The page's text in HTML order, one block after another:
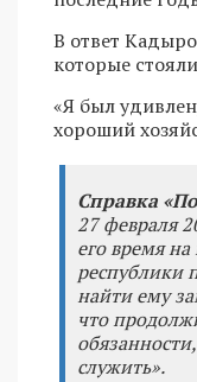
В ответ
которые
«Я был
хороший
Справка
27 февраля
его время на
республики
найти ему
что
служить».